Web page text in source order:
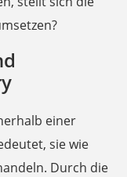
einer
sie wie
Durch die